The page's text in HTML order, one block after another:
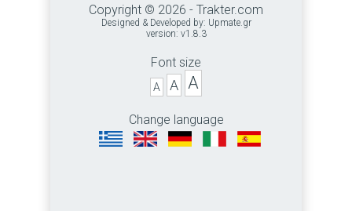
Copyright © 2026 - Trakter.com
Designed & Developed by: Upmate.gr
version: v1.8.3
Font size
A A A
Change language